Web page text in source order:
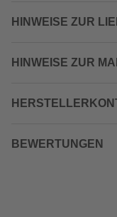
HINWEISE ZUR
HINWEISE ZUR
BEWERTUNGEN